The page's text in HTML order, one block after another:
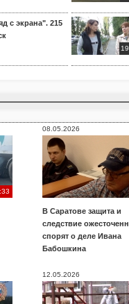
с экрана". 215
08.05.2026
В Саратове защита и
следствие
спорят о деле Ивана
Бабошкина
12.05.2026